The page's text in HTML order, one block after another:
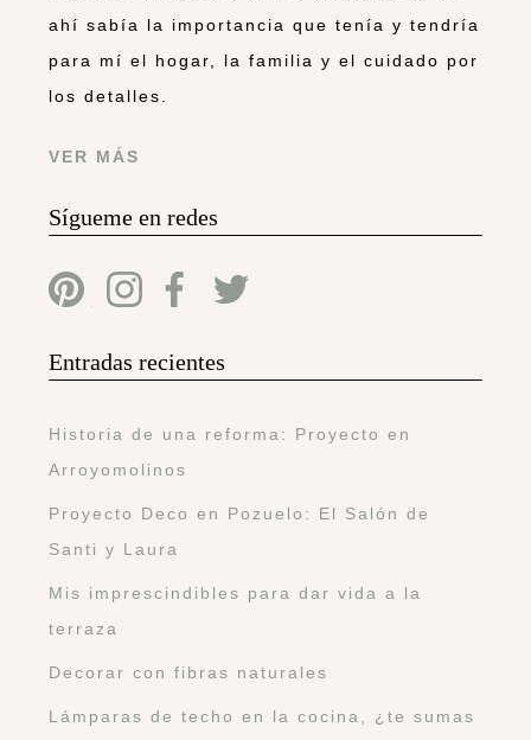
ahí sabía la importancia que tenía y tendría
para mí el hogar, la familia y el cuidado por
los detalles.
VER MÁS
Sígueme en redes
Entradas recientes
Historia de una reforma: Proyecto en
Arroyomolinos
Proyecto Deco en Pozuelo: El Salón de
Santi y Laura
Mis imprescindibles para dar vida a la
terraza
Decorar con fibras naturales
Lámparas de techo en la cocina, ¿te sumas